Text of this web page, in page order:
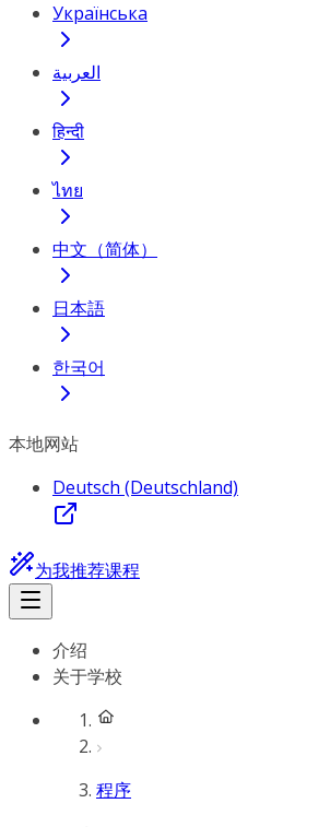
Українська
العربية
हिन्दी
ไทย
中文（简体）
日本語
한국어
本地网站
Deutsch (Deutschland)
为我推荐课程
介绍
关于学校
程序